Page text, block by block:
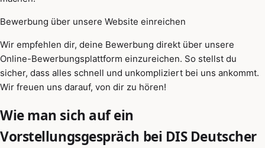
Bewerbung über unsere Website einreichen
Wir empfehlen dir, deine Bewerbung direkt über unsere
Online-Bewerbungsplattform einzureichen. So stellst du
sicher, dass alles schnell und unkompliziert bei uns ankommt.
Wir freuen uns darauf, von dir zu hören!
Wie man sich auf ein
Vorstellungsgespräch bei DIS Deutscher